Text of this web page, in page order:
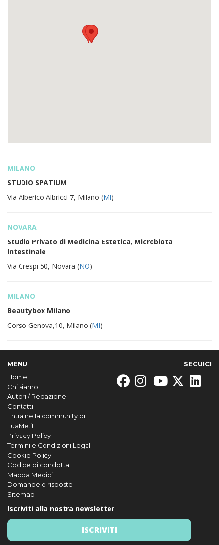
MILANO
STUDIO SPATIUM
Via Alberico Albricci 7, Milano (MI)
NOVARA
Studio Privato di Medicina Estetica, Microbiota
Intestinale
Via Crespi 50, Novara (NO)
MILANO
Beautybox Milano
Corso Genova,10, Milano (MI)
MENU
Home
Chi siamo
Autori / Redazione
Contatti
Entra nella community di
TuaMe.it
Privacy Policy
Termini e Condizioni Legali
Cookie Policy
Codice di condotta
Mappa Medici
Domande e risposte
Sitemap
SEGUICI
Iscriviti alla nostra newsletter
ISCRIVITI